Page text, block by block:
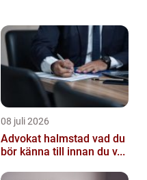
08 juli 2026
Advokat halmstad vad du
bör känna till innan du v...